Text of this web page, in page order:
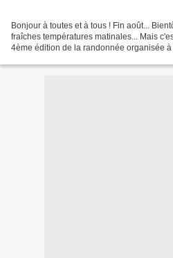
Bonjour à toutes et à tous ! Fin août...
fraîches températures matinales... Mais
4ème édition de la randonnée organisée à